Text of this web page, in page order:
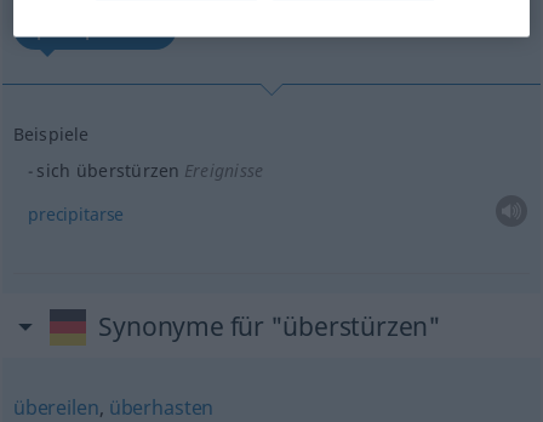
Beispiele
sich überstürzen Ereignisse
precipitarse
Synonyme für "überstürzen"
übereilen, überhasten